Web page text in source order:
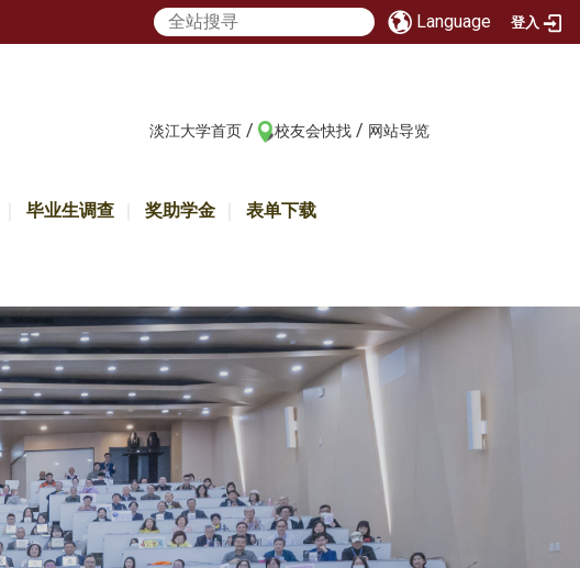
Language 登入
淡江大学首页 / 校友会快找 / 网站导览
毕业生调查 奖助学金 表单下载